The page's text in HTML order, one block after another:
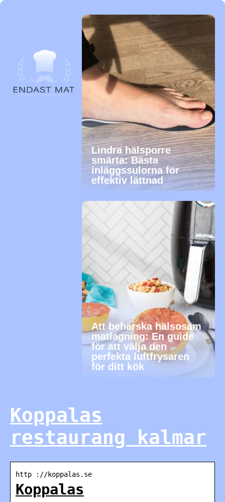
Lindra hälsporre
smärta: Bästa
inläggssulorna för
effektiv lättnad
Att behärska hälsosam
matlagning: En guide
för att välja den
perfekta luftfrysaren
för ditt kök
Koppalas
restaurang kalmar
http ://koppalas.se
Koppalas